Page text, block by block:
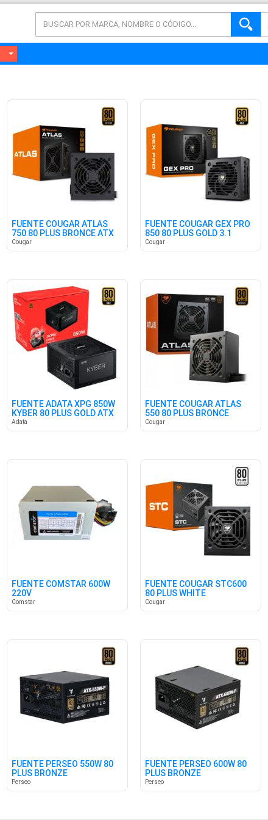
FUENTE COUGAR ATLAS
750 80 PLUS BRONCE ATX
3.1
Cougar
FUENTE COUGAR GEX PRO
850 80 PLUS GOLD 3.1
Cougar
FUENTE ADATA XPG 850W
KYBER 80 PLUS GOLD ATX
3.1
Adata
FUENTE COUGAR ATLAS
550 80 PLUS BRONCE
Cougar
FUENTE COMSTAR 600W
220V
Comstar
FUENTE COUGAR STC600
80 PLUS WHITE
Cougar
FUENTE PERSEO 550W 80
PLUS BRONZE
Perseo
FUENTE PERSEO 600W 80
PLUS BRONZE
Perseo